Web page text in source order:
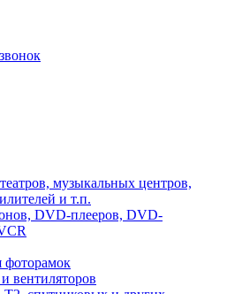
музыкальных центров,
и т.п.
DVD-плееров, DVD-
фоторамок
вентиляторов